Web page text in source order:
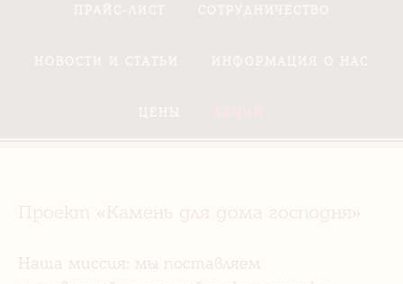
Наша миссия: мы поставляем